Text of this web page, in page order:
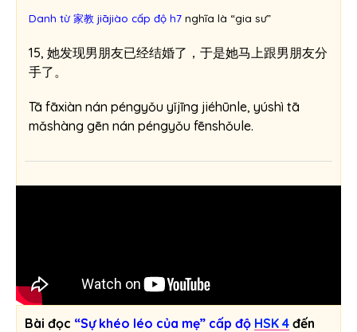
Danh từ 家教 jiājiào cấp độ h7 nghĩa là “gia sư”
15, 她发现男朋友已经结婚了，于是她马上跟男朋友分
手了。
Tā fāxiàn nán péngyǒu yǐjīng jiéhūnle, yúshì tā
mǎshàng gēn nán péngyǒu fēnshǒule.
Bài đọc “Sự khéo léo của mẹ” cấp độ HSK 4 đến